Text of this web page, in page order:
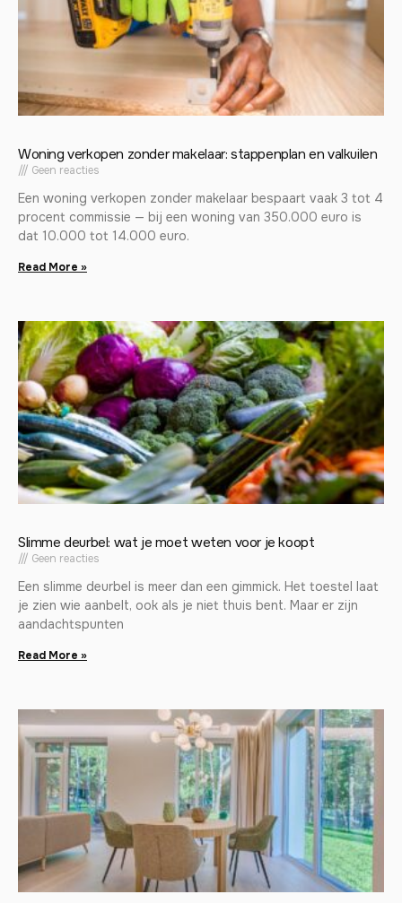
Woning verkopen zonder makelaar: stappenplan en valkuilen
Geen reacties
Een woning verkopen zonder makelaar bespaart vaak 3 tot 4
procent commissie — bij een woning van 350.000 euro is
dat 10.000 tot 14.000 euro.
Read More »
Slimme deurbel: wat je moet weten voor je koopt
Geen reacties
Een slimme deurbel is meer dan een gimmick. Het toestel laat
je zien wie aanbelt, ook als je niet thuis bent. Maar er zijn
aandachtspunten
Read More »